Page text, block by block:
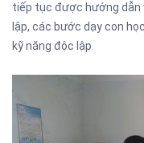
tiếp tục được hướng dẫn
lập, các bước dạy con
kỹ năng độc lập.